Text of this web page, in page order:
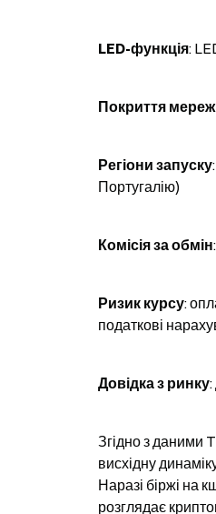
LED-функція:
Покриття
Регіони запуску
Португалію)
Комісія за обмін
Ризик курсу:
податкові
Довідка з ринку
Згідно з даними
висхідну
Наразі біржі на
розглядає